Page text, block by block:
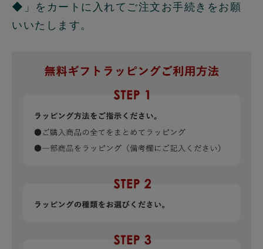
◆」をカートに入れてご注文お手続きをお願
いいたします。